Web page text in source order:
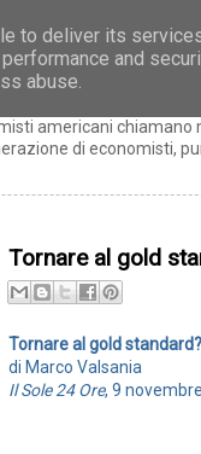
americani
di economisti,
Tornare al gold
Tornare al gold standard?
di Marco Valsania
Il Sole 24 Ore, 9
to deliver its
and
abuse.